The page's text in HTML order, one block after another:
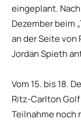
eingeplant.
Dezember beim
an der Seite von
Jordan Spieth
Vom 15. bis 18.
Ritz-Carlton
Teilnahme